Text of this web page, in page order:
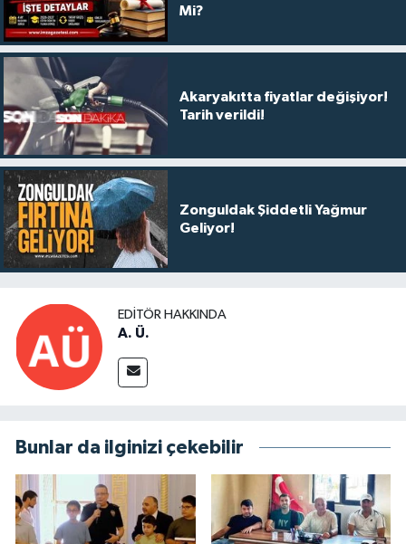
Mi?
Akaryakıtta fiyatlar değişiyor!
Tarih verildi!
Zonguldak Şiddetli Yağmur
Geliyor!
EDITÖR HAKKINDA
A. Ü.
Bunlar da ilginizi çekebilir